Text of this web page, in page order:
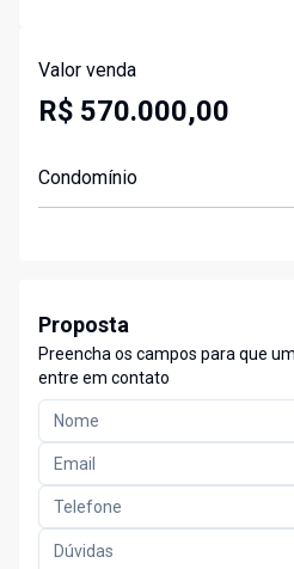
Valor venda
R$ 570.000,00
Condomínio
Proposta
Preencha os campos para que
entre em contato